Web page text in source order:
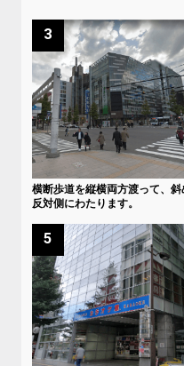
3
横断歩道を縦横両方渡って、斜
反対側にわたります。
5